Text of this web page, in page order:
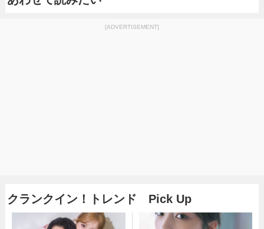
[ADVERTISEMENT]
クランクイン！トレンド Pick Up